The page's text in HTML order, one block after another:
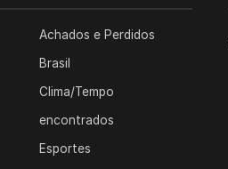
Achados e Perdidos
Brasil
Clima/Tempo
encontrados
Esportes